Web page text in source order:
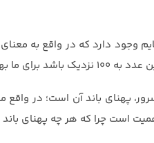
وجود دارد که در واقع به
سرور ما محسوب می شود.
پهنای باند آن است؛ در
است چرا که هر چه پهنای باند